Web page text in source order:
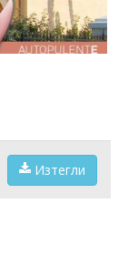
Изтегли